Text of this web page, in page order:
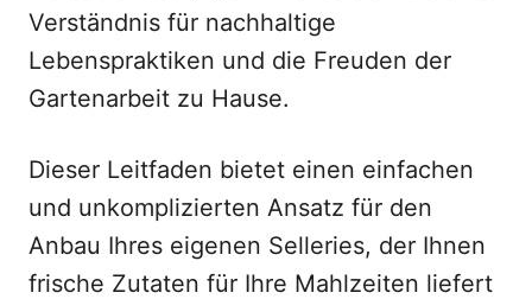
Verständnis für nachhaltige
Lebenspraktiken und die Freuden der
Gartenarbeit zu Hause.
Dieser Leitfaden bietet einen einfachen
und unkomplizierten Ansatz für den
Anbau Ihres eigenen Selleries, der Ihnen
frische Zutaten für Ihre Mahlzeiten liefert